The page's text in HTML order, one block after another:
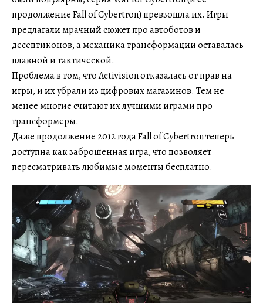
продолжение Fall of Cybertron) превзошла их. Игры
предлагали мрачный сюжет про автоботов и
десептиконов, а механика трансформации оставалась
плавной и тактической.
Проблема в том, что Activision отказалась от прав на
игры, и их убрали из цифровых магазинов. Тем не
менее многие считают их лучшими играми про
трансформеры.
Даже продолжение 2012 года Fall of Cybertron теперь
доступна как заброшенная игра, что позволяет
пересматривать любимые моменты бесплатно.